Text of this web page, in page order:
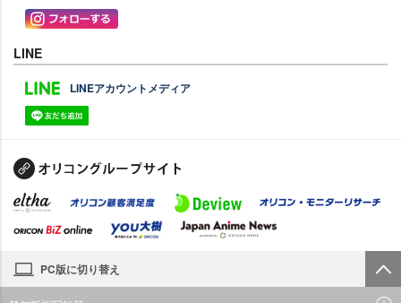
LINE
LINEアカウントメディア
PC版に切り替え